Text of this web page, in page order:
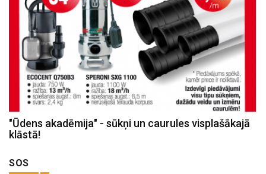
"Ūdens akadēmija" - sūkņi un caurules visplašākajā
klāstā!
SOS